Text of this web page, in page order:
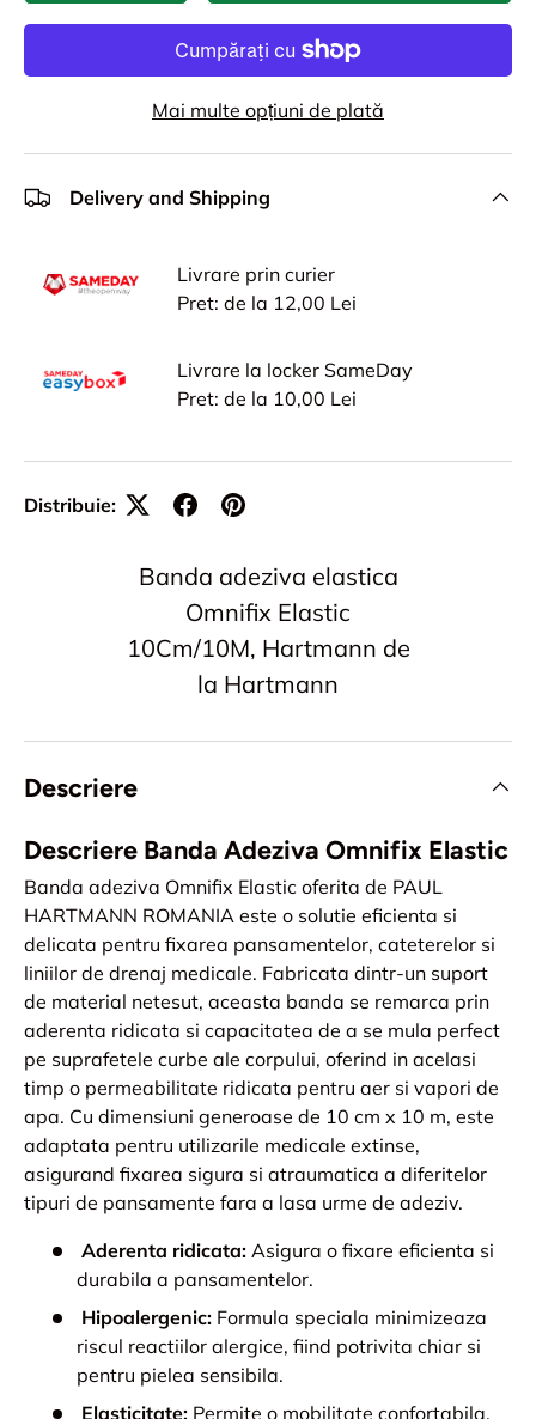
Mai multe opțiuni de plată
Delivery and Shipping
Livrare prin curier
Pret: de la 12,00 Lei
Livrare la locker SameDay
Pret: de la 10,00 Lei
Distribuie:
Banda adeziva elastica
Omnifix Elastic
10Cm/10M, Hartmann de
la Hartmann
Descriere
Descriere Banda Adeziva Omnifix Elastic
Banda adeziva Omnifix Elastic oferita de PAUL
HARTMANN ROMANIA este o solutie eficienta si
delicata pentru fixarea pansamentelor, cateterelor si
liniilor de drenaj medicale. Fabricata dintr-un suport
de material netesut, aceasta banda se remarca prin
aderenta ridicata si capacitatea de a se mula perfect
pe suprafetele curbe ale corpului, oferind in acelasi
timp o permeabilitate ridicata pentru aer si vapori de
apa. Cu dimensiuni generoase de 10 cm x 10 m, este
adaptata pentru utilizarile medicale extinse,
asigurand fixarea sigura si atraumatica a diferitelor
tipuri de pansamente fara a lasa urme de adeziv.
Aderenta ridicata: Asigura o fixare eficienta si
durabila a pansamentelor.
Hipoalergenic: Formula speciala minimizeaza
riscul reactiilor alergice, fiind potrivita chiar si
pentru pielea sensibila.
Elasticitate: Permite o mobilitate confortabila,